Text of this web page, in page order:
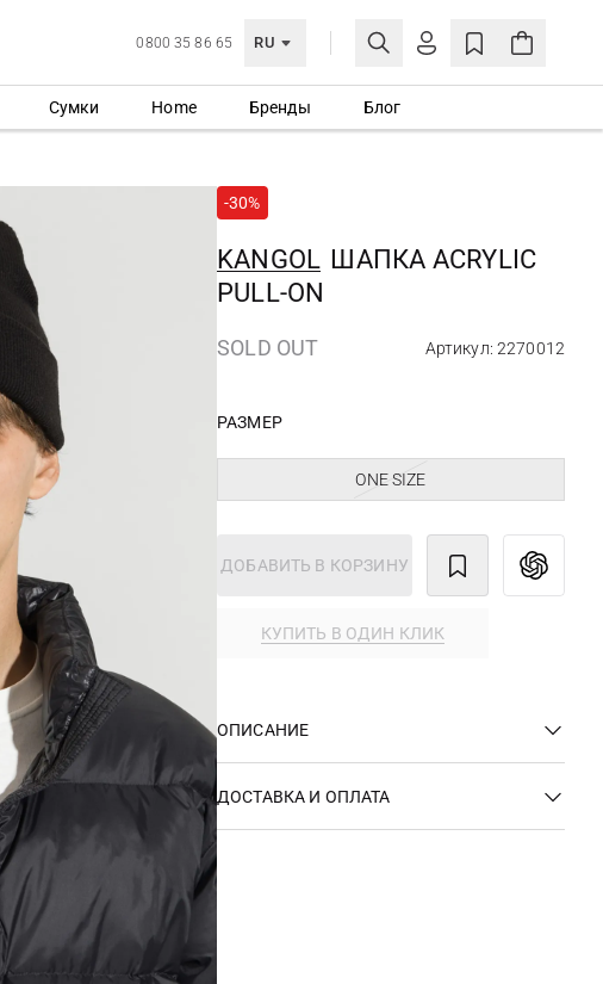
0800 35 86 65 RU
ЛИЧНЫЙ КАБИНЕТ
СОЗДАТЬ УЧЕТНУЮ ЗАПИСЬ
Сумки Home Бренды Блог
-30%
KANGOL ШАПКА ACRYLIC
PULL-ON
SOLD OUT Артикул: 2270012
РАЗМЕР
ONE SIZE
ДОБАВИТЬ В КОРЗИНУ
КУПИТЬ В ОДИН КЛИК
ОПИСАНИЕ
ДОСТАВКА И ОПЛАТА